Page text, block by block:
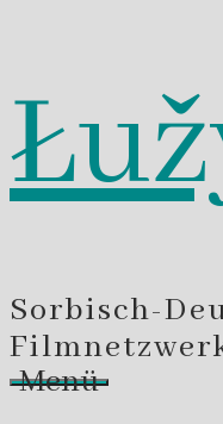
Zum
Inhalt
springen
Sorbisch-
Menü